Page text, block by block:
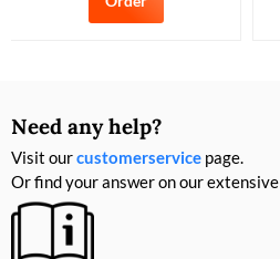
Need any help?
Visit ourcustomerservice page.
Or find your answer on our extensive